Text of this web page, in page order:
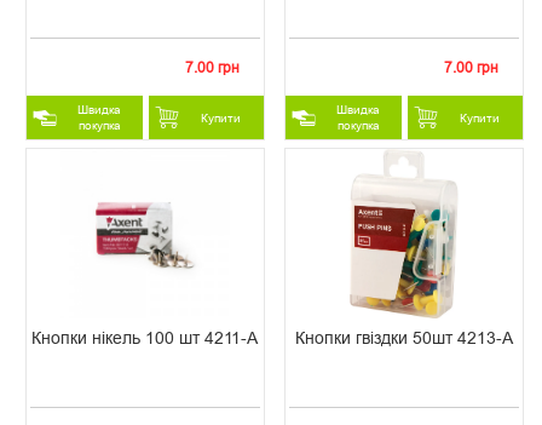
7.00 грн
Швидка
покупка
Купити
7.00 грн
Швидка
покупка
Купити
Кнопки нікель 100 шт 4211-A Кнопки гвіздки 50шт 4213-A